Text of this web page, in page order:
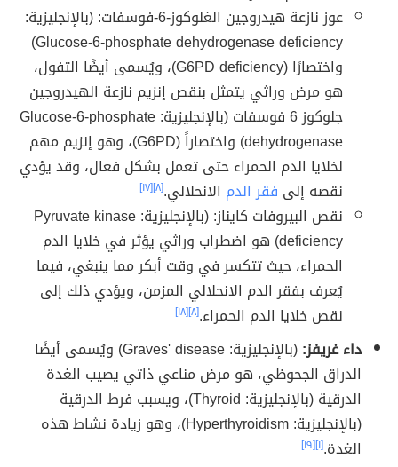
عوز نازعة هيدروجين الغلوكوز-6-فوسفات: (بالإنجليزية:
Glucose-6-phosphate dehydrogenase deficiency)
واختصارًا (G6PD deficiency)، ويُسمى أيضًا التفول،
هو مرض وراثي يتمثل بنقص إنزيم نازعة الهيدروجين
جلوكوز 6 فوسفات (بالإنجليزية: Glucose-6-phosphate
dehydrogenase)‏ واختصاراً (G6PD)، وهو إنزيم مهم
لخلايا الدم الحمراء حتى تعمل بشكل فعال، وقد يؤدي
نقصه إلى فقر الدم الانحلالي.[٨] [١٧]
نقص البيروفات كايناز: (بالإنجليزية: Pyruvate kinase
deficiency) هو اضطراب وراثي يؤثر في خلايا الدم
الحمراء، حيث تتكسر في وقت أبكر مما ينبغي، فيما
يُعرف بفقر الدم الانحلالي المزمن، ويؤدي ذلك إلى
نقص خلايا الدم الحمراء.[٨] [١٨]
داء غريفز:
(بالإنجليزية: Graves' disease) ويُسمى أيضًا
الدراق الجحوظي، هو مرض مناعي ذاتي يصيب الغدة
الدرقية (بالإنجليزية: Thyroid)، ويسبب فرط الدرقية
(بالإنجليزية: Hyperthyroidism)، وهو زيادة نشاط هذه
الغدة.[١] [١٩]